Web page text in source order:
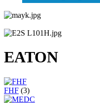
EATON
FHF (3)